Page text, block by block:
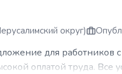
округ)
для работников
оплатой труда. Все